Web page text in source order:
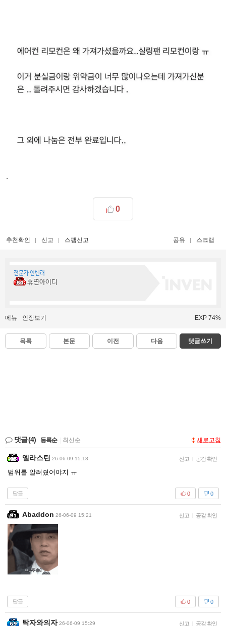
.
0
추천확인 신고 스팸신고 공유 스크랩
전문가 인벤러
휴면아이디
메뉴 인장보기 EXP 74%
목록 본문 이전 다음 댓글쓰기
댓글(4) 등록순 최신순 새로고침
엘라스틴 26-06-09 15:18 신고 | 공감 확인
범위를 알려줬어야지 ㅠ
답글 0
0
Abaddon 26-06-09 15:21 신고 | 공감 확인
답글 0
0
탁자와의자 26-06-09 15:29 신고 | 공감 확인